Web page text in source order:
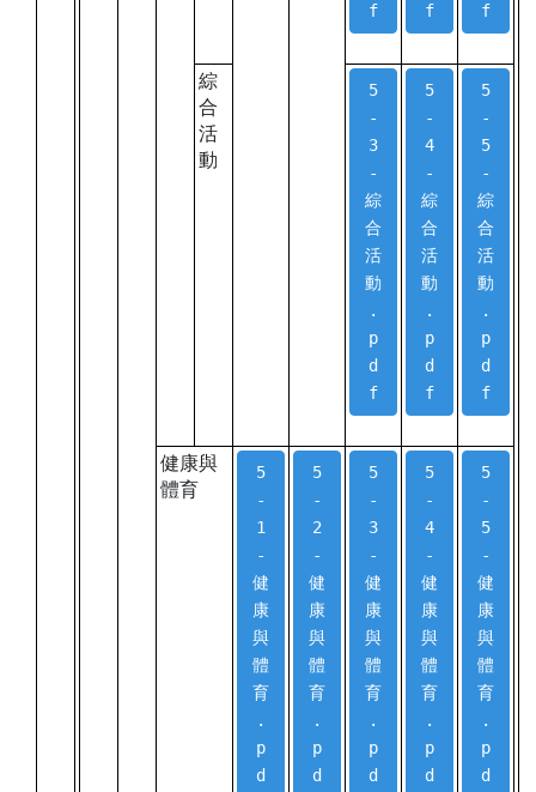
f
f
f
綜
合
活
動
5
-
3
-
綜
合
活
動
.
p
d
f
5
-
4
-
綜
合
活
動
.
p
d
f
5
-
5
-
綜
合
活
動
.
p
d
f
健康與
體育
5
-
1
-
健
康
與
體
育
.
p
d
5
-
2
-
健
康
與
體
育
.
p
d
5
-
3
-
健
康
與
體
育
.
p
d
5
-
4
-
健
康
與
體
育
.
p
d
5
-
5
-
健
康
與
體
育
.
p
d